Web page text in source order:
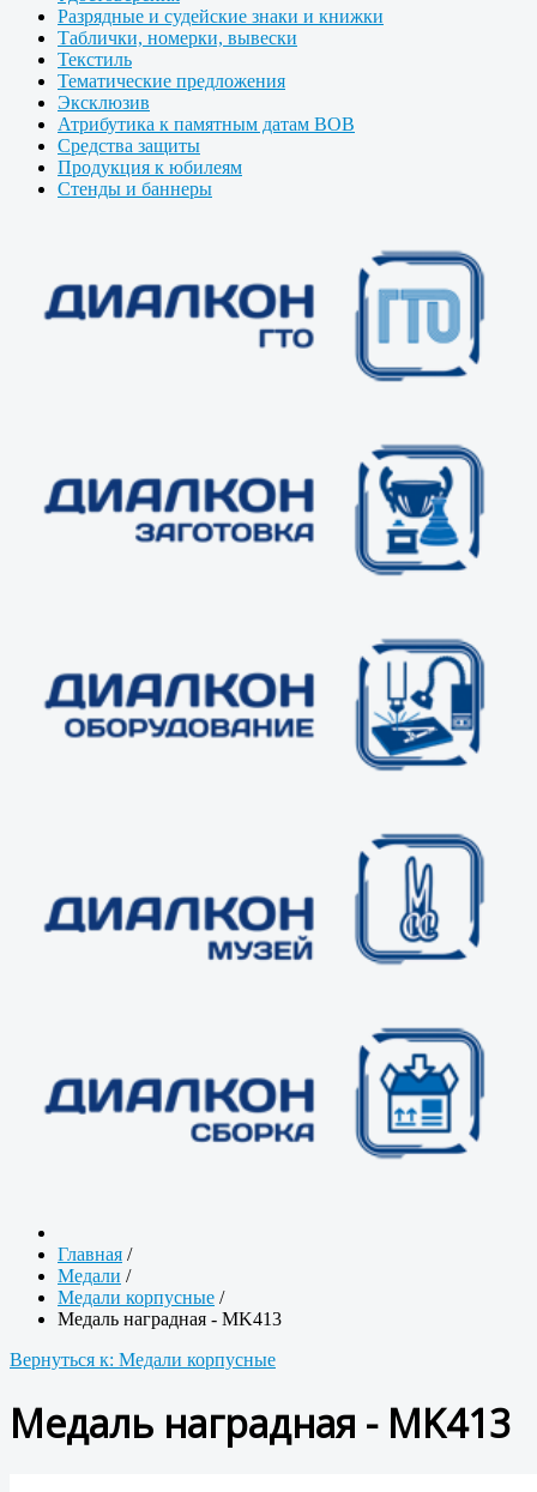
Разрядные и судейские знаки и книжки
Таблички, номерки, вывески
Текстиль
Тематические предложения
Эксклюзив
Атрибутика к памятным датам ВОВ
Средства защиты
Продукция к юбилеям
Стенды и баннеры
Главная /
Медали /
Медали корпусные /
Медаль наградная - MK413
Вернуться к: Медали корпусные
Медаль наградная - MK413